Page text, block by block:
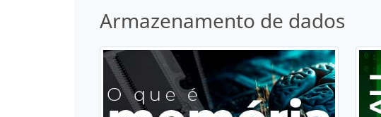
Armazenamento de dados